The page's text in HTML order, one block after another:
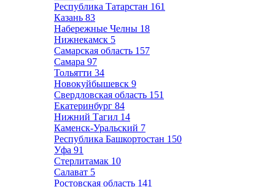
Республика Татарстан 161
Казань 83
Набережные Челны 18
Нижнекамск 5
Самарская область 157
Самара 97
Тольятти 34
Новокуйбышевск 9
Свердловская область 151
Екатеринбург 84
Нижний Тагил 14
Каменск-Уральский 7
Республика Башкортостан 150
Уфа 91
Стерлитамак 10
Салават 5
Ростовская область 141